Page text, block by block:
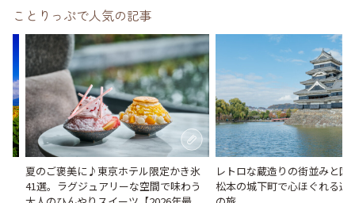
ことりっぷで人気の記事
夏のご褒美に♪東京ホテル限定かき氷
41選。ラグジュアリーな空間で味わう
レトロな蔵造りの街並みと国
松本の城下町で心ほぐれる週